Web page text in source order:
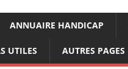
ANNUAIRE HANDICAP
UTILES AUTRES PAGES